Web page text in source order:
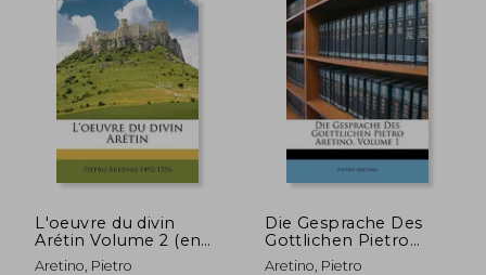
5%
dcto.
24,85 €
23,61 €
5%
dcto.
L'oeuvre du divin
Arétin Volume 2 (en
Francés)
Aretino, Pietro
Die Gesprache Des
Gottlichen Pietro
Aretino. (en Alemán)
Aretino, Pietro